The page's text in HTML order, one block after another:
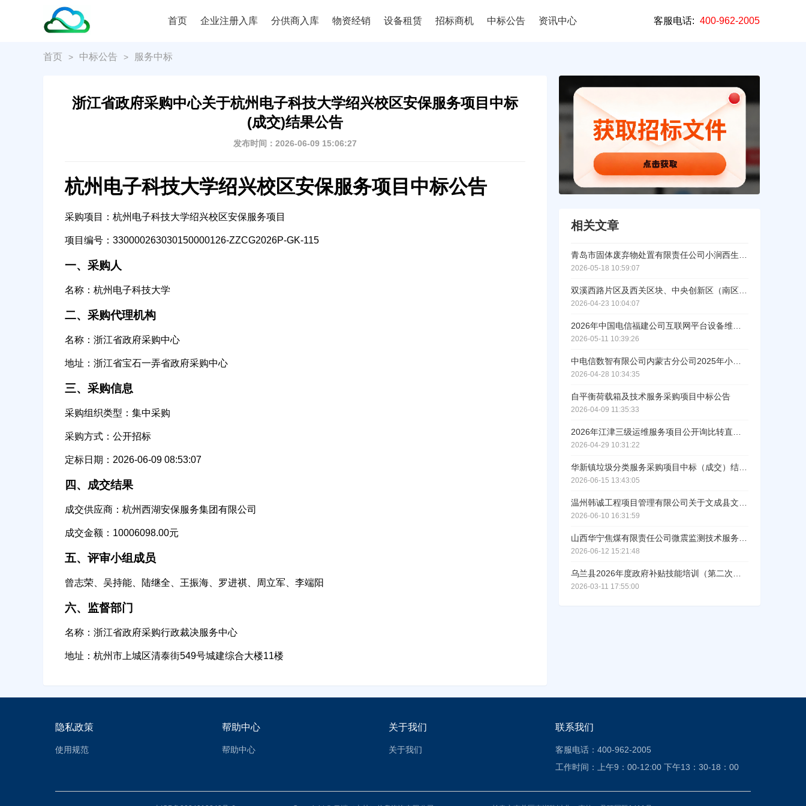
首页 企业注册入库 分供商入库 物资经销 设备租赁 招标商机 中标公告 资讯中心 客服电话: 400-962-2005
首页 > 中标公告 > 服务中标
浙江省政府采购中心关于杭州电子科技大学绍兴校区安保服务项目中标
(成交)结果公告
发布时间：2026-06-09 15:06:27
杭州电子科技大学绍兴校区安保服务项目中标公告
采购项目：杭州电子科技大学绍兴校区安保服务项目
项目编号：330000263030150000126-ZZCG2026P-GK-115
一、采购人
名称：杭州电子科技大学
二、采购代理机构
名称：浙江省政府采购中心
地址：浙江省宝石一弄省政府采购中心
三、采购信息
采购组织类型：集中采购
采购方式：公开招标
定标日期：2026-06-09 08:53:07
四、成交结果
成交供应商：杭州西湖安保服务集团有限公司
成交金额：10006098.00元
五、评审小组成员
曾志荣、吴持能、陆继全、王振海、罗进祺、周立军、李端阳
六、监督部门
名称：浙江省政府采购行政裁决服务中心
地址：杭州市上城区清泰街549号城建综合大楼11楼
相关文章
2026-05-18 10:59:07
2026-04-23 10:04:07
2026-05-11 10:39:26
2026-04-28 10:34:35
自平衡荷载箱及技术服务采购项目中标公告
2026-04-09 11:35:33
2026-04-29 10:31:22
2026-06-15 13:43:05
2026-06-10 16:31:59
2026-06-12 15:21:48
2026-03-11 17:55:00
隐私政策
使用规范
帮助中心
帮助中心
关于我们
关于我们
联系我们
客服电话：400-962-2005
工作时间：上午9：00-12:00 下午13：30-18：00
ဆ
填写联系电话后会有服务中心的工作人员给您致电！